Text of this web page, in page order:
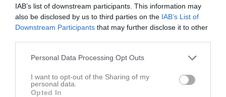
IAB’s list of downstream participants. This information may
also be disclosed by us to third parties on the IAB’s List of
Downstream Participants that may further disclose it to other
Personal Data Processing Opt Outs
I want to opt-out of the Sharing of my
personal data.
Opted In
Forwards
Jakob Agnér - Förlängt
Kalle Olhans Lind - Förlängt
Albin Engström - Förlängt
Elias Berglund - Förlängt
Ludwig Karlsson - Förlängt